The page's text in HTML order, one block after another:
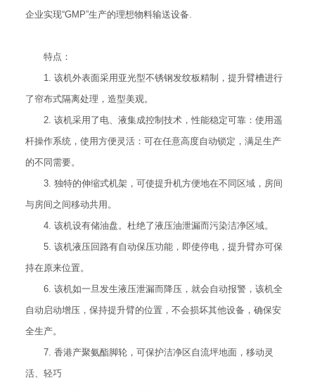
企业实现“GMP”生产的理想物料输送设备.
特点：
1. 该机外表面采用亚光型不锈钢发纹板精制，提升臂槽进行
了帘布式隔离处理，造型美观。
2. 该机采用了电、液集成控制技术，性能稳定可靠：使用遥
杆操作系统，使用方便灵活：可在任意高度自动锁定，满足生产
的不同需要。
3. 独特的伸缩式机架，可使提升机方便地在不同区域，房间
与房间之间移动共用。
4. 该机设有储油盘。杜绝了液压油泄漏而污染洁净区域。
5. 该机液压回路有自动保压功能，即使停电，提升臂亦可保
持在原来位置。
6. 该机如一旦发生液压泄漏而降压，就会自动报警，该机全
自动启动增压，保持提升臂的位置，不会损坏其他设备，确保安
全生产。
7. 香港产聚氨酯脚轮，可保护洁净区自流坪地面，移动灵
活、轻巧